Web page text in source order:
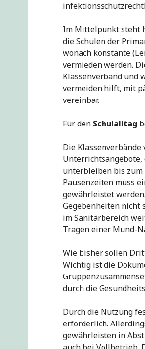
Im Mittelpunkt steht
die Schulen der
wonach konstante
vermieden werden.
Klassenverband und
vermeiden hilft, mit
vereinbar.
Für den Schulalltag
Die
unterbleiben bis zum
Pausenzeiten muss
gewährleistet
Gegebenheiten nicht
im Sanitärbereich
Tragen einer Mund-
Wie bisher sollen
Wichtig ist die
durch die
Durch die Nutzung
erforderlich.
gewährleisten in